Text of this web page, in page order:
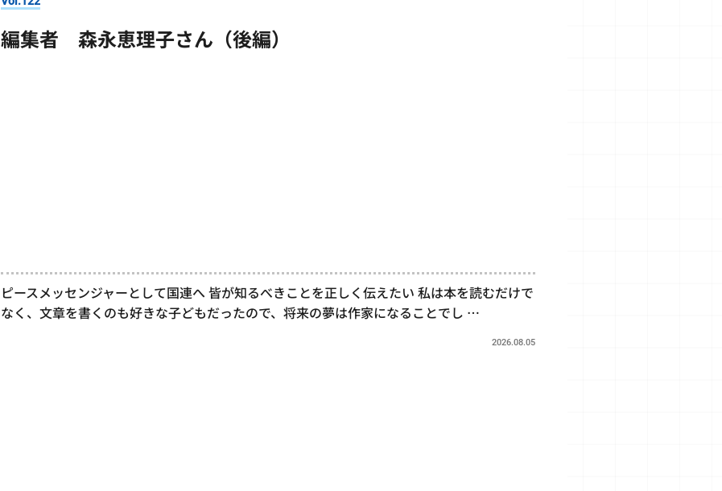
編集者 森永恵理子さん（後編）
ピースメッセンジャーとして国連へ 皆が知るべきことを正しく伝えたい 私は本を読むだけで
なく、文章を書くのも好きな子どもだったので、将来の夢は作家になることでし …
2026.08.05